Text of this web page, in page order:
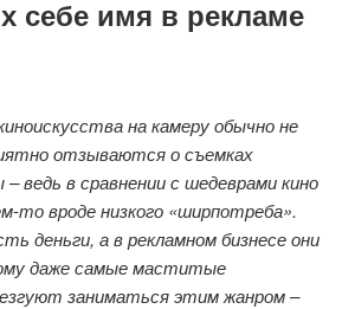
себе имя в рекламе
на камеру обычно не
отзываются о съемках
ведь в сравнении с шедеврами кино
то вроде низкого «ширпотреба».
деньги, а в рекламном бизнесе они
даже самые маститые
заниматься этим жанром –